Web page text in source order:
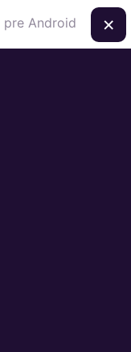
pre Android ×